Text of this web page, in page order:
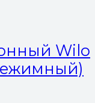
Wilo